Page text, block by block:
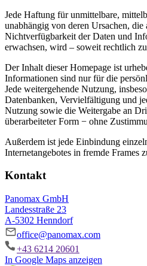
Jede Haftung für unmittelbare,
unabhängig von deren Ursachen, die
Nichtverfügbarkeit der Daten und
erwachsen, wird – soweit rechtlich
Der Inhalt dieser Homepage ist
Informationen sind nur für die
Jede weitergehende Nutzung,
Datenbanken, Vervielfältigung und
Nutzung sowie die Weitergabe an
überarbeiteter Form − ohne
Außerdem ist jede Einbindung
Internetangebotes in fremde Frames
Kontakt
Panomax GmbH
Landesstraße 23
A-5302 Henndorf
office@panomax.com
+43 6214 20601
In Google Maps anzeigen